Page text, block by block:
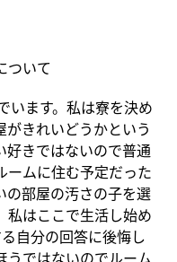
ついて
います。私は寮を決め
きれいどうかという
好きではないので普通
ームに住む予定だった
の部屋の汚さの子を選
私はここで生活し始め
自分の回答に後悔し
うではないのでルーム